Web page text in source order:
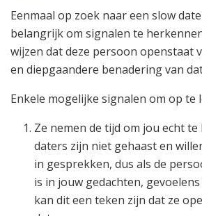
Eenmaal op zoek naar een slow
belangrijk om signalen te
wijzen dat deze persoon openstaat
en diepgaandere benadering van
Enkele mogelijke signalen om op te
Ze nemen de tijd om jou echt
daters zijn niet gehaast en
in gesprekken, dus als de
is in jouw gedachten,
kan dit een teken zijn dat ze